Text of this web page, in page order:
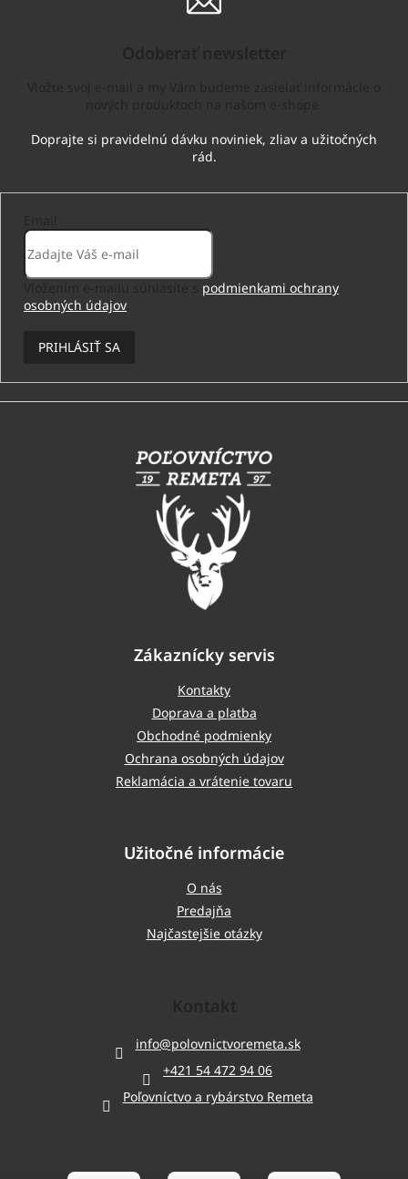
podmienkami ochrany
osobných údajov
PRIHLÁSIŤ SA
Z
Zákaznícky servis
Kontakty
Doprava a platba
Obchodné podmienky
Ochrana osobných údajov
Reklamácia a vrátenie tovaru
Užitočné informácie
O nás
Predajňa
Najčastejšie otázky
info@polovnictvoremeta.sk
+421 54 472 94 06
Poľovníctvo a rybárstvo Remeta